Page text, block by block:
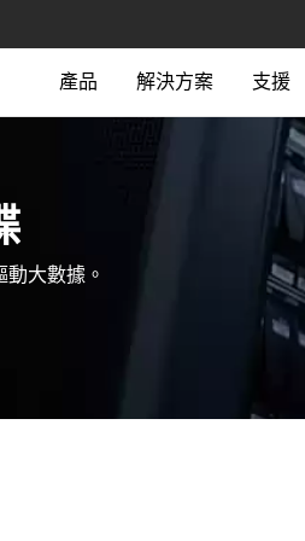
產品 解決方案 支援
大數據。